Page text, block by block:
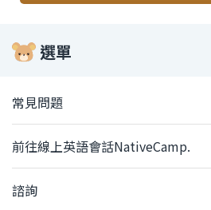
選單
常見問題
前往線上英語會話NativeCamp.
諮詢